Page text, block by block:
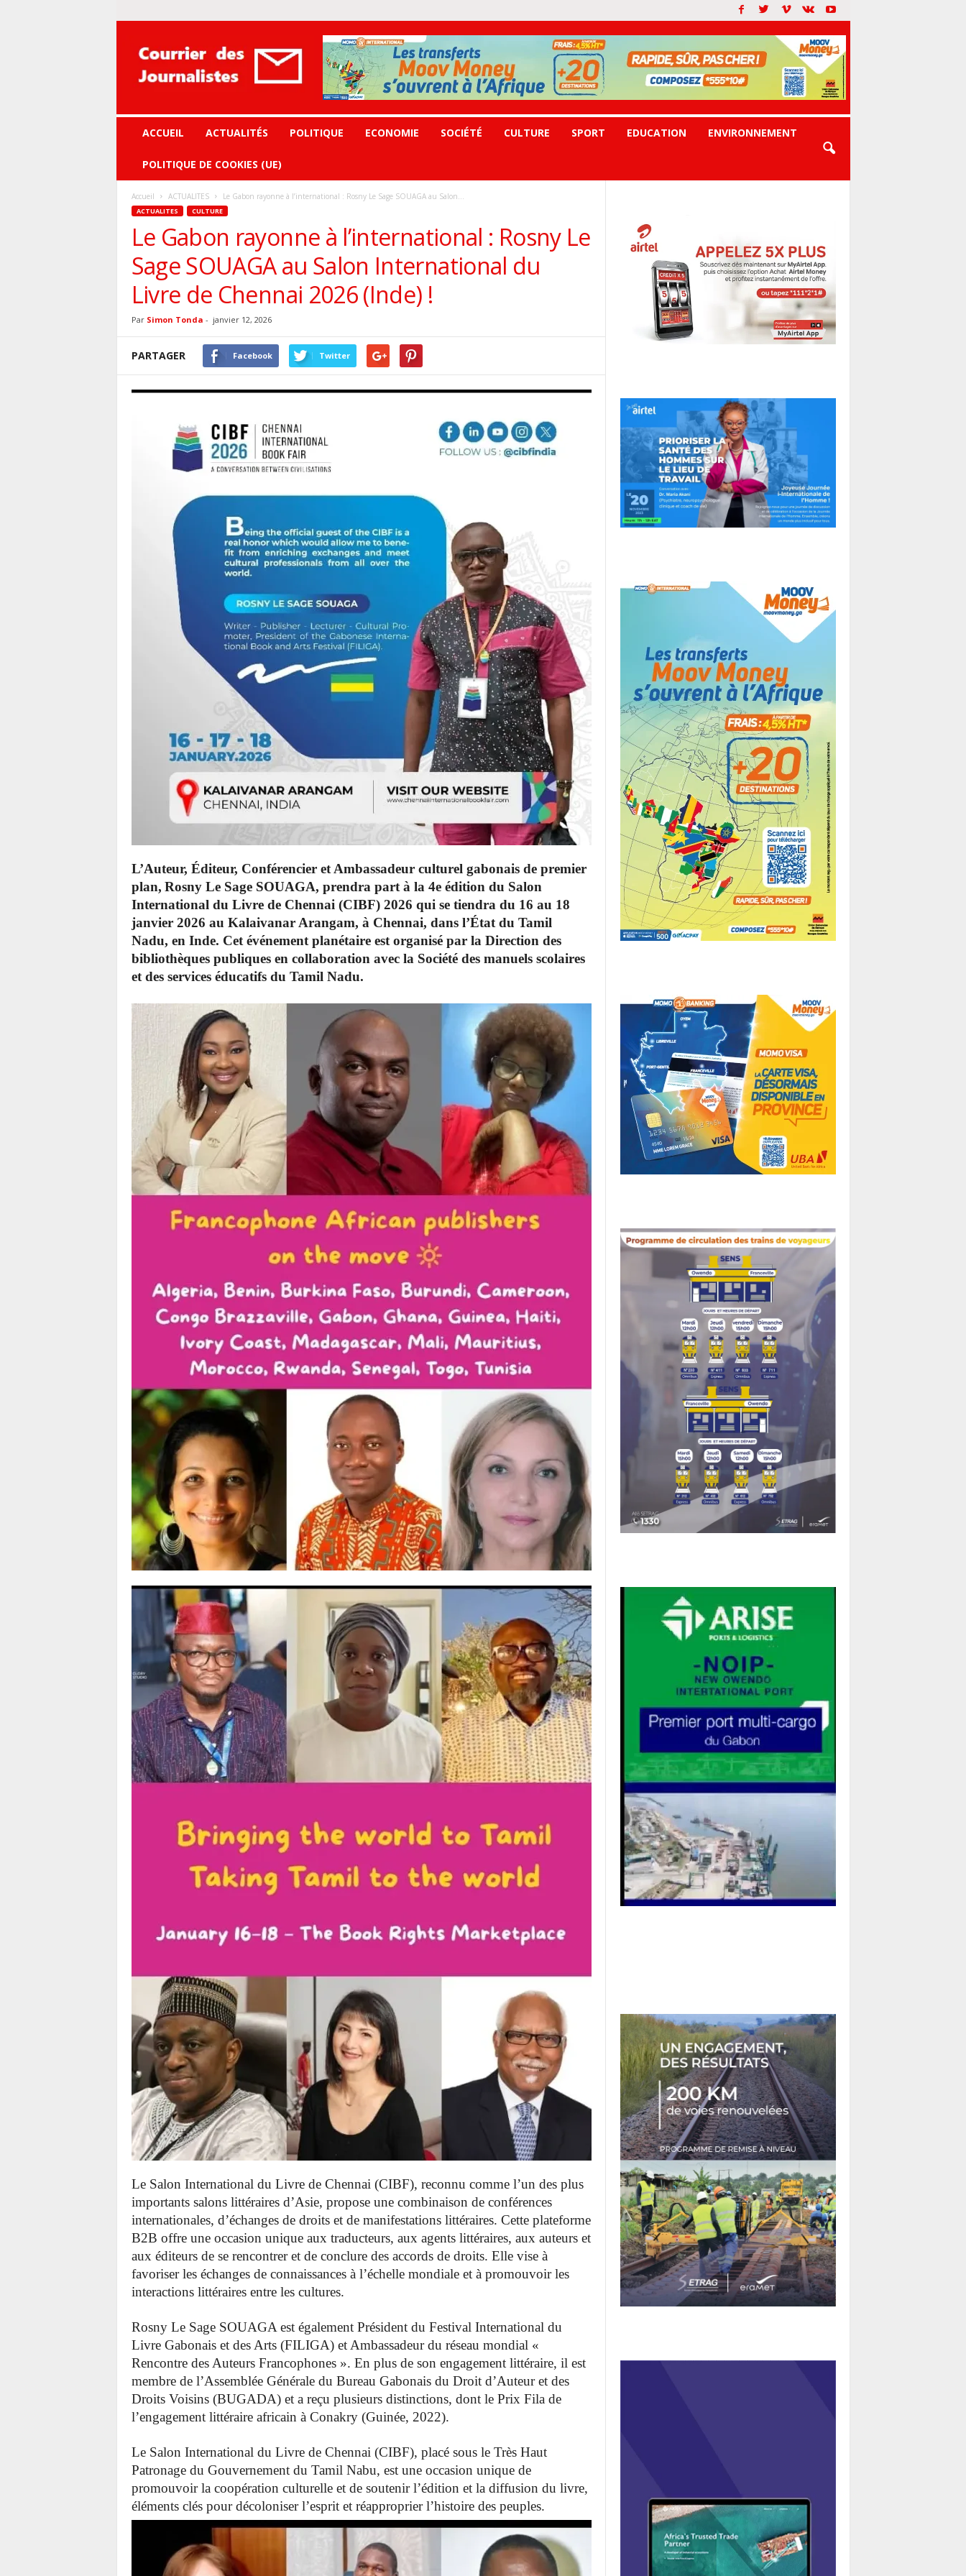
journalistes
ACCUEIL ACTUALITÉS POLITIQUE ECONOMIE SOCIÉTÉ CULTURE SPORT EDUCATION ENVIRONNEMENT
POLITIQUE DE COOKIES (UE)
Accueil ACTUALITES Le Gabon rayonne à l’international : Rosny Le Sage SOUAGA au Salon...
ACTUALITES CULTURE
Le Gabon rayonne à l’international : Rosny Le
Sage SOUAGA au Salon International du
Livre de Chennai 2026 (Inde) !
Par Simon Tonda - janvier 12, 2026
PARTAGER Facebook Twitter
L’Auteur, Éditeur, Conférencier et Ambassadeur culturel gabonais de premier
plan, Rosny Le Sage SOUAGA, prendra part à la 4e édition du Salon
International du Livre de Chennai (CIBF) 2026 qui se tiendra du 16 au 18
janvier 2026 au Kalaivanar Arangam, à Chennai, dans l’État du Tamil
Nadu, en Inde. Cet événement planétaire est organisé par la Direction des
bibliothèques publiques en collaboration avec la Société des manuels scolaires
et des services éducatifs du Tamil Nadu.
Le Salon International du Livre de Chennai (CIBF), reconnu comme l’un des plus
importants salons littéraires d’Asie, propose une combinaison de conférences
internationales, d’échanges de droits et de manifestations littéraires. Cette plateforme
B2B offre une occasion unique aux traducteurs, aux agents littéraires, aux auteurs et
aux éditeurs de se rencontrer et de conclure des accords de droits. Elle vise à
favoriser les échanges de connaissances à l’échelle mondiale et à promouvoir les
interactions littéraires entre les cultures.
Rosny Le Sage SOUAGA est également Président du Festival International du
Livre Gabonais et des Arts (FILIGA) et Ambassadeur du réseau mondial «
Rencontre des Auteurs Francophones ». En plus de son engagement littéraire, il est
membre de l’Assemblée Générale du Bureau Gabonais du Droit d’Auteur et des
Droits Voisins (BUGADA) et a reçu plusieurs distinctions, dont le Prix Fila de
l’engagement littéraire africain à Conakry (Guinée, 2022).
Le Salon International du Livre de Chennai (CIBF), placé sous le Très Haut
Patronage du Gouvernement du Tamil Nabu, est une occasion unique de
promouvoir la coopération culturelle et de soutenir l’édition et la diffusion du livre,
éléments clés pour décoloniser l’esprit et réapproprier l’histoire des peuples.